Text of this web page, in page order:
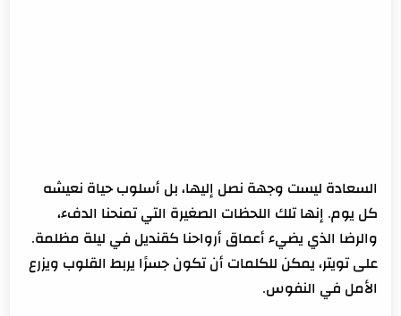
السعادة ليست وجهة نصل إليها، بل أسلوب حياة نعيشه
كل يوم. إنها تلك اللحظات الصغيرة التي تمنحنا الدفء،
والرضا الذي يضيء أعماق أرواحنا كقنديل في ليلة مظلمة.
على تويتر، يمكن للكلمات أن تكون جسرًا يربط القلوب ويزرع
الأمل في النفوس.